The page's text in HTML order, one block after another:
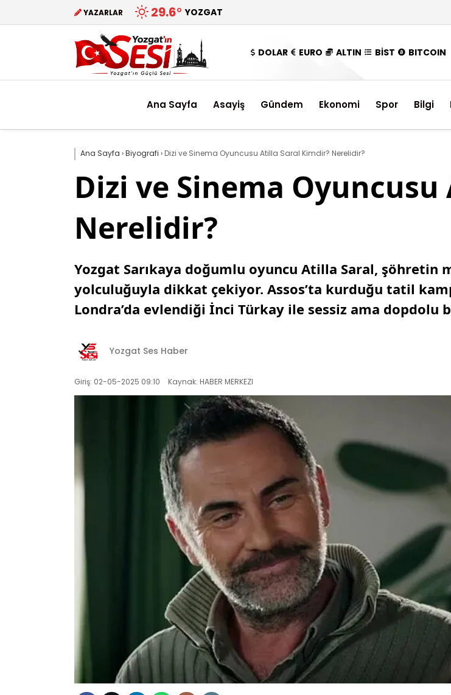
YAZARLAR 29.6° YOZGAT
DOLAR EURO ALTIN BİST BITCOIN
Ana Sayfa Asayiş Gündem Ekonomi Spor Bilgi
Ana Sayfa ›Biyografi › Dizi ve Sinema Oyuncusu Atilla Saral Kimdir? Nerelidir?
Dizi ve Sinema
Nerelidir?
Yozgat Sarıkaya doğumlu oyuncu Atilla Saral, şöhretin
yolculuğuyla dikkat çekiyor. Assos’ta kurduğu tatil
Londra’da evlendiği İnci Türkay ile sessiz ama dopdolu
Yozgat Ses Haber
Giriş: 02-05-2025 09:10 Kaynak: HABER MERKEZI